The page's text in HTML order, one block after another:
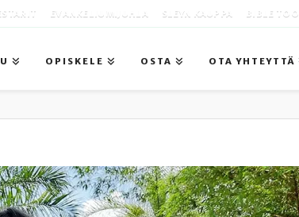
EVANKELIUMIJUHLA SLEYN KAUPPA BIBLE
OPISKELE OSTA OTA YHTEYTTÄ